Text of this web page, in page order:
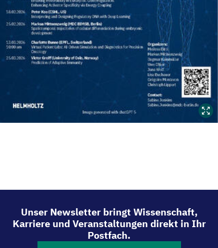
Unser Newsletter bringt Wissenschaft,
Karriere und Veranstaltungen direkt in Ihr
Postfach.